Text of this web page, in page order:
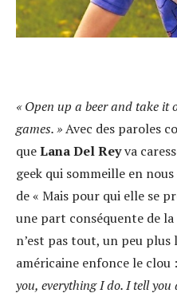
«Open up a beer and take it
games. »Avec des paroles
queLana Del Reyva
geek qui sommeille en
de « Mais pour qui elle se
une part conséquente de
n’est pas tout, un peu
américaine enfonce le clou :
you, everything I do. I tell